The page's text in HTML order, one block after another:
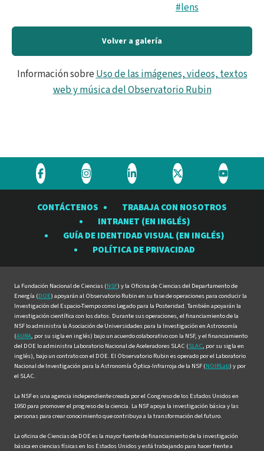
#lens
Volver a galería
Información sobreUso de las imágenes, videos, textos
web y música del Observatorio Rubin
Visite
Observatorio
Visite
Observatorio
Rubin
en
Visite
Observatorio
Rubin
en
Visite
Observatorio
Rubin
en
Visite
Rubin
en
CONTÁCTENOS
TRABAJA CON NOSOTROS
INTRANET (EN INGLÉS)
GUÍA DE IDENTIDAD VISUAL (EN INGLÉS)
POLÍTICA DE PRIVACIDAD
La Fundación Nacional de Ciencias (NSF) y la Oficina de Ciencias del Departamento de
Energía (DOE) apoyarán al Observatorio Rubin en su fase de operaciones para conducir la
Investigación del Espacio-Tiempo como Legado para la Posteridad. También apoyarán la
investigación científica con los datos. Durante sus operaciones, el financiamiento de la
NSF lo administra la Asociación de Universidades para la Investigación en Astronomía
(AURA, por su sigla en inglés) bajo un acuerdo colaborativo con la NSF, y el financiamiento
del DOE lo administra Laboratorio Nacional de Aceleradores SLAC (SLAC, por su sigla en
inglés), bajo un contrato con el DOE. El Observatorio Rubin es operado por el Laboratorio
Nacional de Investigación para la Astronomía Óptica-Infrarroja de la NSF (NOIRLab) y por
el SLAC.
La NSF es una agencia independiente creada por el Congreso de los Estados Unidos en
1950 para promover el progreso de la ciencia. La NSF apoya la investigación básica y las
personas para crear conocimiento que contribuya a la transformación del futuro.
La oficina de Ciencias de DOE es la mayor fuente de financiamiento de la investigación
básica en ciencias físicas en los Estados Unidos y está trabajando para hacer frente a